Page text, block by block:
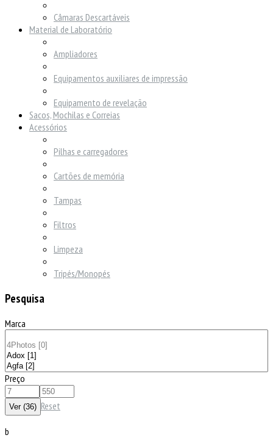
Câmaras Descartáveis
Material de Laboratório
Ampliadores
Equipamentos auxiliares de impressão
Equipamento de revelação
Sacos, Mochilas e Correias
Acessórios
Pilhas e carregadores
Cartões de memória
Tampas
Filtros
Limpeza
Tripés/Monopés
Pesquisa
Marca
Preço
Reset
b